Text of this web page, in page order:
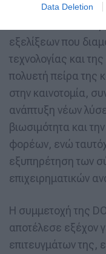
Data Deletion
εξελίξεων που
τεχνολογίας και
πολυετή πείρα της
στην καινοτομία,
ανάπτυξη νέων
βιωσιμότητα και
φορέων, ενώ
εξυπηρέτηση των
επιχειρηματικών
Η συμμετοχή της
αποτέλεσε εξέχον
επιτευγμάτων της,